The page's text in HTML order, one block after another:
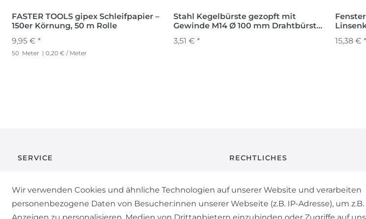
FASTER TOOLS gipex Schleifpapier –
150er Körnung, 50 m Rolle
9,95 € *
50 Meter | 0,20 € / Meter
Stahl Kegelbürste gezopft mit
Gewinde M14 Ø 100 mm Drahtbürste
3,51 € * 15,38 € *
SERVICE
ZAHLUNG & VERSAND
RECHTLICHES
WIDERRUFSRECHT
Wir verwenden Cookies und ähnliche Technologien auf unserer Website und verarbeiten
personenbezogene Daten von Besucher:innen unserer Webseite (z.B. IP-Adresse), um